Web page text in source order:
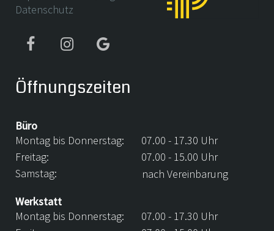
Datenschutz
Öffnungszeiten
Büro
Montag bis Donnerstag:
07.00 - 17.30 Uhr
Freitag:
07.00 - 15.00 Uhr
Samstag:
nach Vereinbarung
Werkstatt
Montag bis Donnerstag:
07.00 - 17.30 Uhr